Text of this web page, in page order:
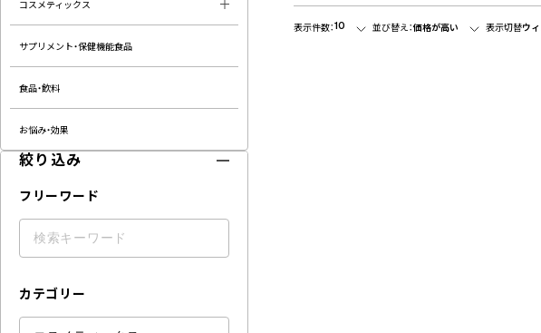
コスメティックス
サプリメント・保健機能食品
食品・飲料
お悩み・効果
絞り込み
フリーワード
カテゴリー
表示件数：10 並び替え：価格が高い 表示切替ウ